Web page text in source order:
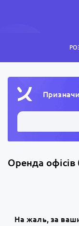
Оренда офісів
На жаль, за